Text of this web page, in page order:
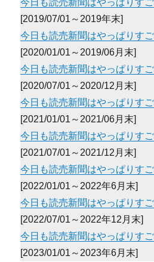
今日も読売新聞はやっぱりす
[2019/07/01～2019年末]
今日も読売新聞はやっぱりす
[2020/01/01～2019/06月末]
今日も読売新聞はやっぱりす
[2020/07/01～2020/12月末]
今日も読売新聞はやっぱりす
[2021/01/01～2021/06月末]
今日も読売新聞はやっぱりす
[2021/07/01～2021/12月末]
今日も読売新聞はやっぱりす
[2022/01/01～2022年6月末]
今日も読売新聞はやっぱりす
[2022/07/01～2022年12月末]
今日も読売新聞はやっぱりす
[2023/01/01～2023年6月末]